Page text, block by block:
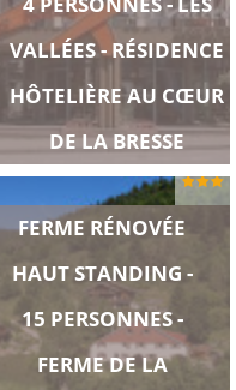
VALLÉES - RÉSIDENCE
HÔTELIÈRE AU CŒUR
DE LA BRESSE
FERME RÉNOVÉE
HAUT STANDING -
15 PERSONNES -
FERME DE LA